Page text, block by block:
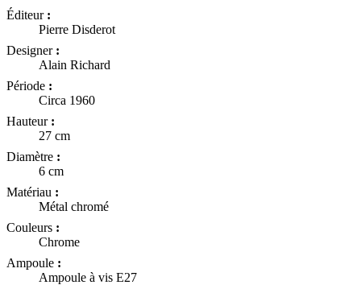
Éditeur :
Pierre Disderot
Designer :
Alain Richard
Période :
Circa 1960
Hauteur :
27 cm
Diamètre :
6 cm
Matériau :
Métal chromé
Couleurs :
Chrome
Ampoule :
Ampoule à vis E27